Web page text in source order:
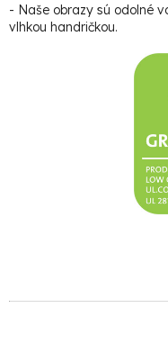
- Naše obrazy sú odolné
vlhkou handričkou.